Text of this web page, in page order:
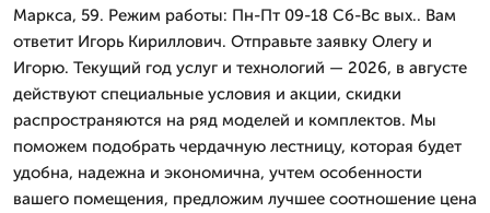
Маркса, 59. Режим работы: Пн-Пт 09-18 Сб-Вс вых.. Вам
ответит Игорь Кириллович. Отправьте заявку Олегу и
Игорю. Текущий год услуг и технологий — 2026, в августе
действуют специальные условия и акции, скидки
распространяются на ряд моделей и комплектов. Мы
поможем подобрать чердачную лестницу, которая будет
удобна, надежна и экономична, учтем особенности
вашего помещения, предложим лучшее соотношение цена